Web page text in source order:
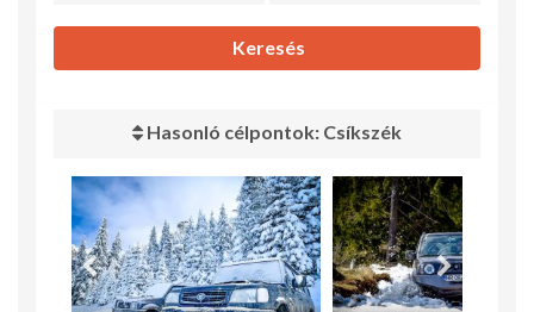
Keresés
Hasonló célpontok: Csíkszék